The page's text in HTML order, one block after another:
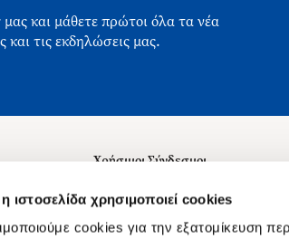
ιστοσελίδα χρησιμοποιεί cookies
cookies για την εξατομίκευση
και μάθετε πρώτοι όλα τα νέα
και τις εκδηλώσεις μας.
Χρήσιμοι Σύνδεσμοι
Σχετικά με εμάς
Θέσεις Εργασίας